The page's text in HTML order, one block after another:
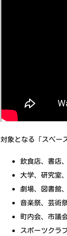
対象となる「スペー
飲食店、書店
大学、研究室
劇場、図書館
音楽祭、芸術
町内会、市議
スポーツクラ